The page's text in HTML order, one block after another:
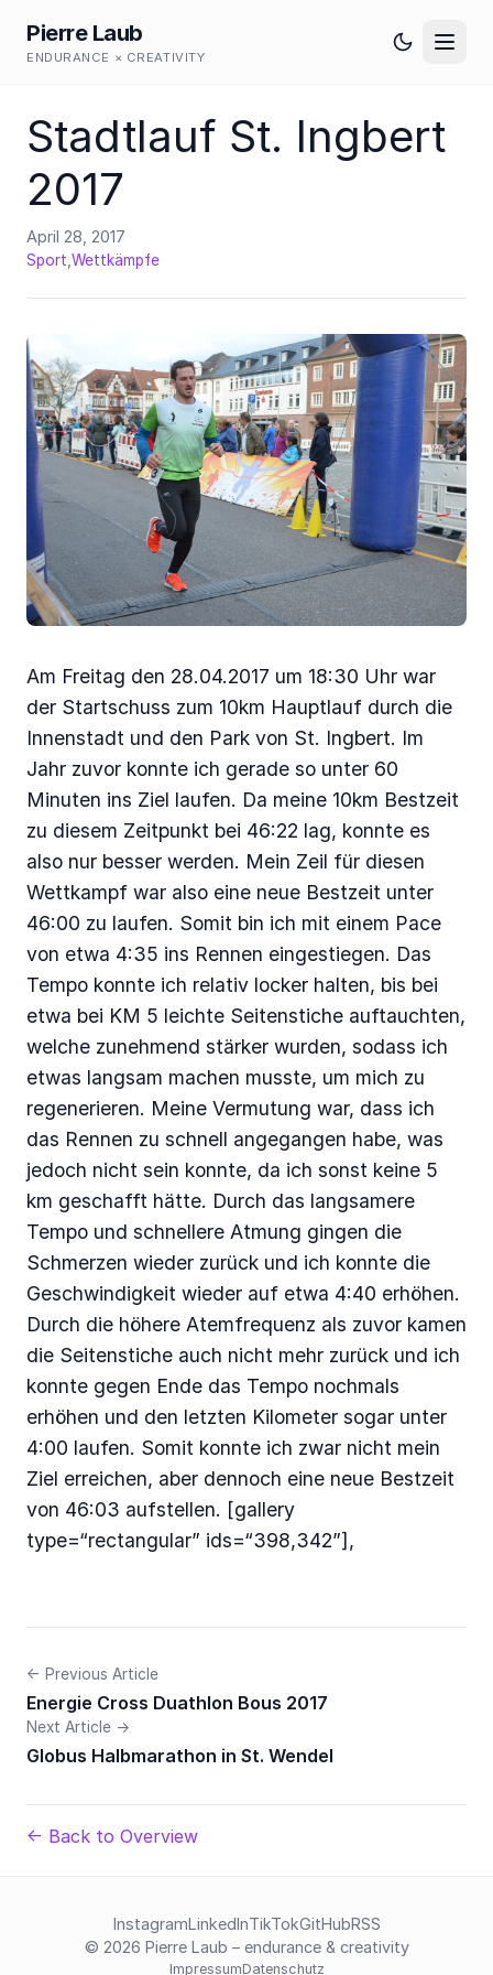
Pierre Laub
ENDURANCE × CREATIVITY
Stadtlauf St. Ingbert
2017
April 28, 2017
Sport Wettkämpfe
Am Freitag den 28.04.2017 um 18:30 Uhr war
der Startschuss zum 10km Hauptlauf durch die
Innenstadt und den Park von St. Ingbert. Im
Jahr zuvor konnte ich gerade so unter 60
Minuten ins Ziel laufen. Da meine 10km Bestzeit
zu diesem Zeitpunkt bei 46:22 lag, konnte es
also nur besser werden. Mein Zeil für diesen
Wettkampf war also eine neue Bestzeit unter
46:00 zu laufen. Somit bin ich mit einem Pace
von etwa 4:35 ins Rennen eingestiegen. Das
Tempo konnte ich relativ locker halten, bis bei
etwa bei KM 5 leichte Seitenstiche auftauchten,
welche zunehmend stärker wurden, sodass ich
etwas langsam machen musste, um mich zu
regenerieren. Meine Vermutung war, dass ich
das Rennen zu schnell angegangen habe, was
jedoch nicht sein konnte, da ich sonst keine 5
km geschafft hätte. Durch das langsamere
Tempo und schnellere Atmung gingen die
Schmerzen wieder zurück und ich konnte die
Geschwindigkeit wieder auf etwa 4:40 erhöhen.
Durch die höhere Atemfrequenz als zuvor kamen
die Seitenstiche auch nicht mehr zurück und ich
konnte gegen Ende das Tempo nochmals
erhöhen und den letzten Kilometer sogar unter
4:00 laufen. Somit konnte ich zwar nicht mein
Ziel erreichen, aber dennoch eine neue Bestzeit
von 46:03 aufstellen. [gallery
type=“rectangular” ids=“398,342”],
← Previous Article
Energie Cross Duathlon Bous 2017
Next Article →
Globus Halbmarathon in St. Wendel
← Back to Overview
InstagramLinkedInTikTokGitHubRSS
© 2026 Pierre Laub – endurance & creativity
ImpressumDatenschutz